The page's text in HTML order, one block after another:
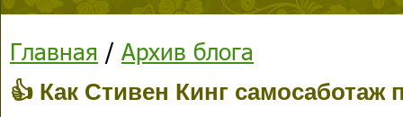
Главная / Архив блога
👍 Как Стивен Кинг самосаботаж